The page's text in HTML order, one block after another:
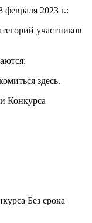
февраля 2023 г.:
участников
здесь.
Конкурса
Без срока